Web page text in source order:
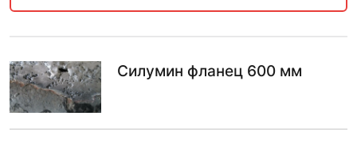
Силумин фланец 600 мм